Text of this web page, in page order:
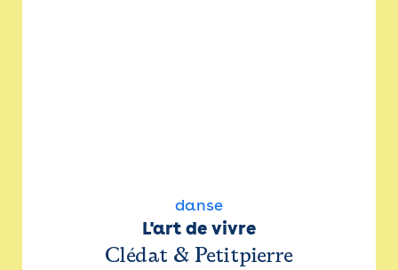
danse
L'art de vivre
Clédat & Petitpierre